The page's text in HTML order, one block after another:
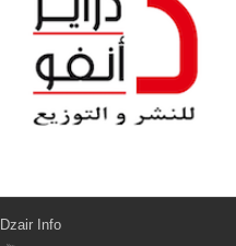
Dzair Info